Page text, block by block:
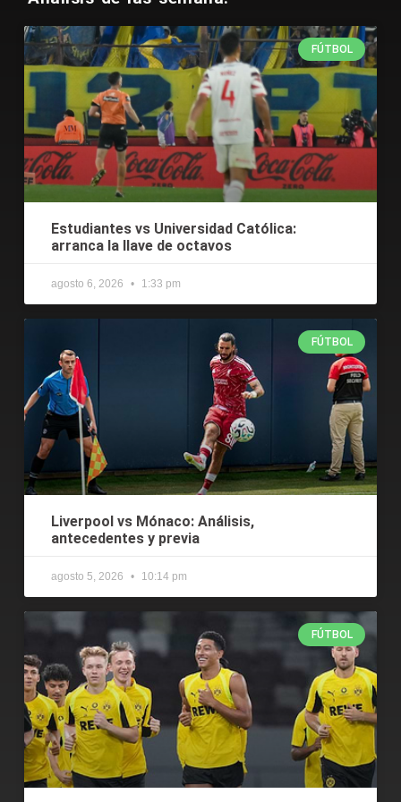
FÚTBOL
Estudiantes vs Universidad Católica:
arranca la llave de octavos
agosto 6, 2026 1:33 pm
FÚTBOL
Liverpool vs Mónaco: Análisis,
antecedentes y previa
agosto 5, 2026 10:14 pm
FÚTBOL